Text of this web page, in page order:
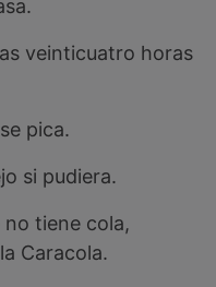
veinticuatro horas
pica.
si pudiera.
no tiene cola,
Caracola.